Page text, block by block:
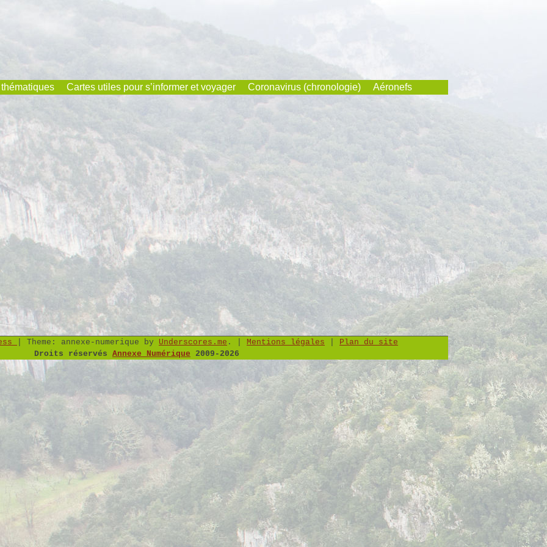
Cartes utiles pour s’informer et voyager Coronavirus (chronologie) Aéronefs
Theme: annexe-numerique by Underscores.me . Mentions légales
Plan du site
Droits réservés Annexe Numérique 2009-2026